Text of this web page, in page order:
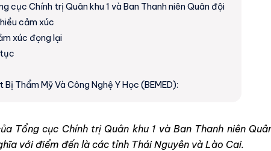
cục Chính trị Quân khu 1 và Ban Thanh niên Quân đội
cảm xúc
xúc đọng lại
Thẩm Mỹ Và Công Nghệ Y Học (BEMED):
Tổng cục Chính trị Quân khu 1 và Ban Thanh niên
với điểm đến là các tỉnh Thái Nguyên và Lào Cai.